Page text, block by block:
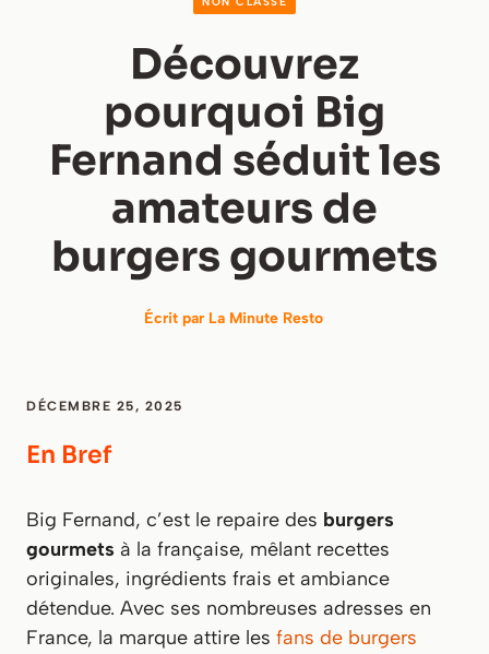
Découvrez
pourquoi Big
Fernand séduit les
amateurs de
burgers gourmets
Écrit par La Minute Resto
DÉCEMBRE 25, 2025
En Bref
Big Fernand, c’est le repaire des burgers
gourmets à la française, mêlant recettes
originales, ingrédients frais et ambiance
détendue. Avec ses nombreuses adresses en
France, la marque attire les fans de burgers